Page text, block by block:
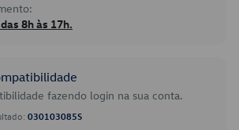
8h às 17h.
fazendo login na sua conta.
030103085S